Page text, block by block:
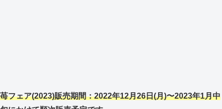
苺フェア(2023)販売期間：2022年12月26日(月)〜2023年1月中